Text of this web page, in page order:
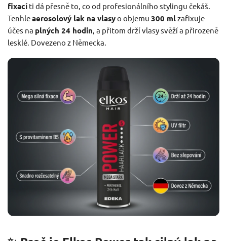
fixací ti dá přesně to, co od profesionálního stylingu čekáš.
Tenhleaerosolový lak na vlasyo objemu 300 mlzafixuje
účes na plných 24 hodin, a přitom drží vlasy svěží a přirozeně
lesklé. Dovezeno z Německa.